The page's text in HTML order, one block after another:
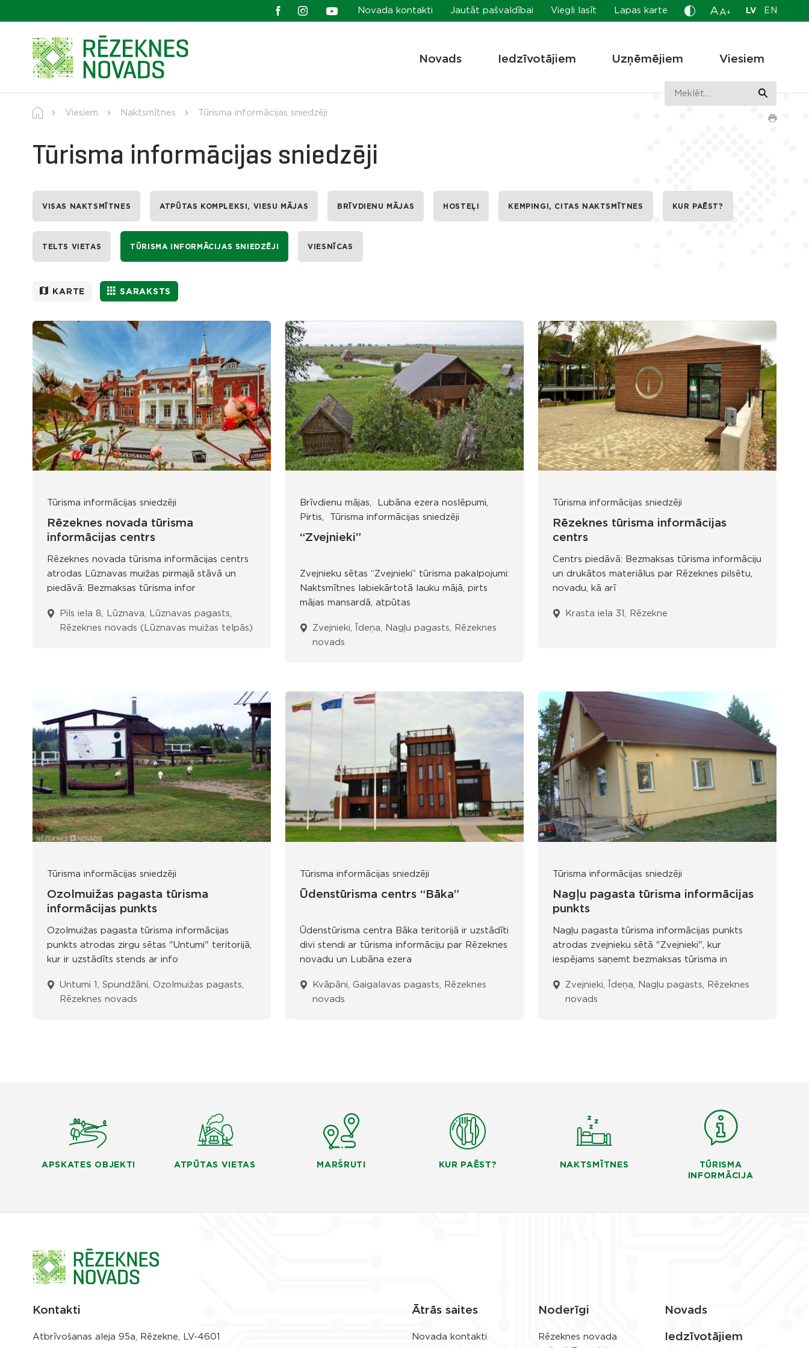
Novada kontakti Jautāt pašvaldībai Viegli lasīt Lapas karte A A+ LV EN
Novads Iedzīvotājiem Uzņēmējiem Viesiem
Viesiem Naktsmītnes Tūrisma informācijas sniedzēji
Tūrisma informācijas sniedzēji
VISAS NAKTSMĪTNES ATPŪTAS KOMPLEKSI, VIESU MĀJAS BRĪVDIENU MĀJAS HOSTEĻI KEMPINGI, CITAS NAKTSMĪTNES KUR PAĒST?
TELTS VIETAS TŪRISMA INFORMĀCIJAS SNIEDZĒJI VIESNĪCAS
KARTE SARAKSTS
Tūrisma informācijas sniedzēji
Rēzeknes novada tūrisma
informācijas centrs
Rēzeknes novada tūrisma informācijas centrs
atrodas Lūznavas muižas pirmajā stāvā un
piedāvā: Bezmaksas tūrisma infor
Pils iela 8, Lūznava, Lūznavas pagasts,
Rēzeknes novads (Lūznavas muižas telpās)
Brīvdienu mājas
Lubāna ezera noslēpumi
Pirtis
Tūrisma informācijas sniedzēji
“Zvejnieki”
Zvejnieku sētas “Zvejnieki” tūrisma pakalpojumi:
Naktsmītnes labiekārtotā lauku mājā, pirts
mājas mansardā, atpūtas
Zvejnieki, Īdeņa, Nagļu pagasts, Rēzeknes
novads
Tūrisma informācijas sniedzēji
Rēzeknes tūrisma informācijas
centrs
Centrs piedāvā: Bezmaksas tūrisma informāciju
un drukātos materiālus par Rēzeknes pilsētu,
novadu, kā arī
Krasta iela 31, Rēzekne
Tūrisma informācijas sniedzēji
Ozolmuižas pagasta tūrisma
informācijas punkts
Ozolmuižas pagasta tūrisma informācijas
punkts atrodas zirgu sētas "Untumi" teritorijā,
kur ir uzstādīts stends ar info
Untumi 1, Spundžāni, Ozolmuižas pagasts,
Rēzeknes novads
Tūrisma informācijas sniedzēji
Ūdenstūrisma centrs “Bāka”
Ūdenstūrisma centra Bāka teritorijā ir uzstādīti
divi stendi ar tūrisma informāciju par Rēzeknes
novadu un Lubāna ezera
Kvāpāni, Gaigalavas pagasts, Rēzeknes
novads
Tūrisma informācijas sniedzēji
Nagļu pagasta tūrisma informācijas
punkts
Nagļu pagasta tūrisma informācijas punkts
atrodas zvejnieku sētā "Zvejnieki", kur
iespējams saņemt bezmaksas tūrisma in
Zvejnieki, Īdeņa, Nagļu pagasts, Rēzeknes
novads
APSKATES OBJEKTI ATPŪTAS VIETAS MARŠRUTI KUR PAĒST? NAKTSMĪTNES
TŪRISMA
INFORMĀCIJA
Kontakti
Atbrīvošanas aleja 95a, Rēzekne, LV-4601
Ātrās saites
Novada kontakti
Noderīgi
Rēzeknes novada
Novads
Iedzīvotājiem